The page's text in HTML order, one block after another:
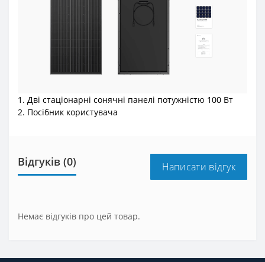
1. Дві стаціонарні сонячні панелі потужністю 100 Вт
2. Посібник користувача
Відгуків (0) Написати відгук
Немає відгуків про цей товар.